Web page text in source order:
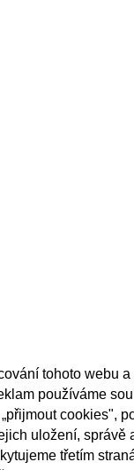
tohoto webu
používáme
cookies",
uložení, správě
třetím